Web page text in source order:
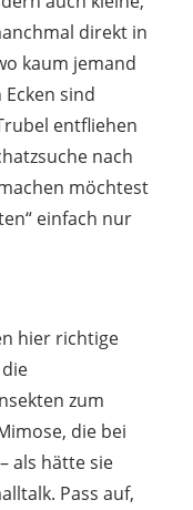
direkt in
kaum jemand
sind
entfliehen
nach
möchtest
einfach nur
hier richtige
zum
die bei
als hätte sie
Pass auf,